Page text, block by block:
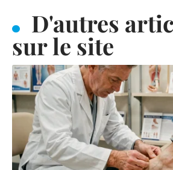
D'autres
sur le site